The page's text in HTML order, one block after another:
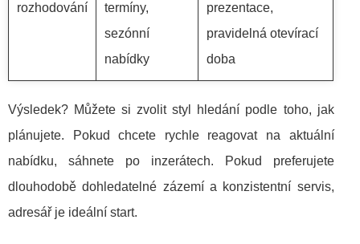
rozhodování
termíny,
sezónní
nabídky
prezentace,
pravidelná otevírací
doba
Výsledek? Můžete si zvolit styl hledání podle toho, jak
plánujete. Pokud chcete rychle reagovat na aktuální
nabídku, sáhnete po inzerátech. Pokud preferujete
dlouhodobě dohledatelné zázemí a konzistentní servis,
adresář je ideální start.